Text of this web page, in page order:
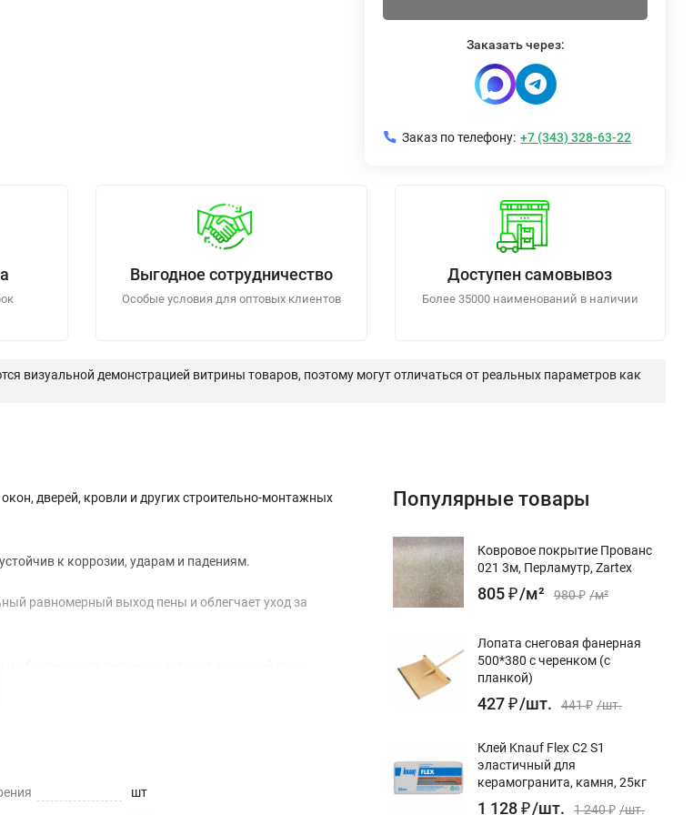
Заказать через:
Заказ по телефону: +7 (343) 328-63-22
Выгодное сотрудничество
Особые условия для оптовых клиентов
Доступен самовывоз
Более 35000 наименований в наличии
визуальной демонстрацией витрины товаров, поэтому могут отличаться от реальных параметров как
дверей, кровли и других строительно-монтажных
к коррозии, ударам и падениям.
равномерный выход пены и облегчает уход за
шт
Популярные товары
Ковровое покрытие Прованс
021 3м, Перламутр, Zartex
805₽/м² 980₽ /м²
Лопата снеговая фанерная
500*380 с черенком (с
планкой)
427₽/шт. 441₽ /шт.
Клей Knauf Flex С2 S1
эластичный для
керамогранита, камня, 25кг
1 128₽/шт. 1 240₽ /шт.